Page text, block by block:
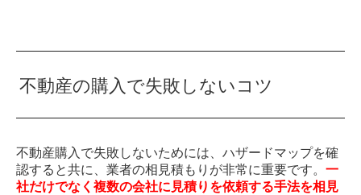
不動産の購入で失敗しないコツ
不動産購入で失敗しないためには、ハザードマップを確
認すると共に、業者の相見積もりが非常に重要です。 一
社だけでなく複数の会社に見積りを依頼する手法を相見